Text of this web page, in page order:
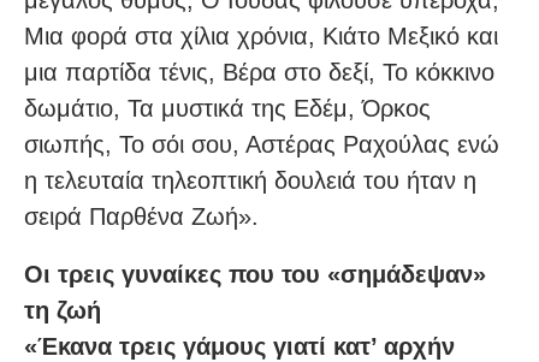
Μια φορά στα χίλια χρόνια, Κιάτο Μεξικό και
μια παρτίδα τένις, Βέρα στο δεξί, Το κόκκινο
δωμάτιο, Τα μυστικά της Εδέμ, Όρκος
σιωπής, Το σόι σου, Αστέρας Ραχούλας ενώ
η τελευταία τηλεοπτική δουλειά του ήταν η
σειρά Παρθένα Ζωή».
Οι τρεις γυναίκες που του «σημάδεψαν»
τη ζωή
«Έκανα τρεις γάμους γιατί κατ’ αρχήν